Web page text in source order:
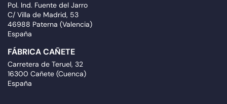
Pol. Ind. Fuente del Jarro
C/ Villa de Madrid, 53
46988 Paterna (Valencia)
España
FÁBRICA CAÑETE
Carretera de Teruel, 32
16300 Cañete (Cuenca)
España